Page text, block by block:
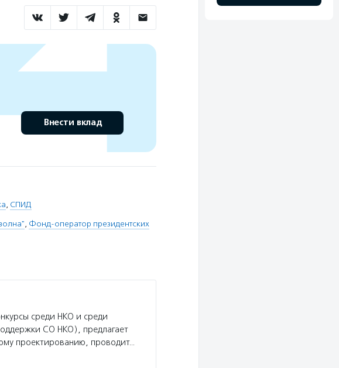
Внести вклад
, СПИД
, Фонд-оператор президентских
среди НКО и среди
СО НКО), предлагает
проектированию, проводит…